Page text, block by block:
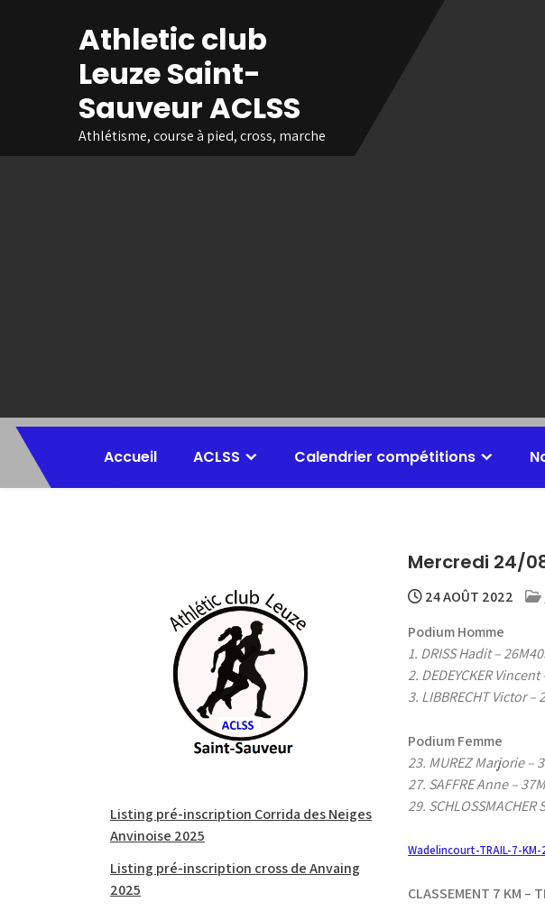
Athletic club
Leuze Saint-
Sauveur ACLSS
Athlétisme, course à pied, cross, marche
Accueil ACLSS Calendrier compétitions
Mercredi 24/
24 AOÛT 2022
Podium Homme
1. DRISS Hadit –
2. DEDEYCKER
3. LIBBRECHT Victor –
Podium Femme
23. MUREZ Marjorie –
27. SAFFRE Anne –
29.
Wadelincourt-TRAIL-7-
CLASSEMENT 7 KM –
Listing pré-inscription Corrida des Neiges
Anvinoise 2025
Listing pré-inscription cross de Anvaing
2025